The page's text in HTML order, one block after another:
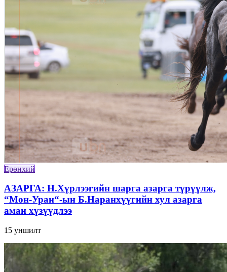
Ерөнхий
АЗАРГА: Н.Хүрлээгийн шарга азарга түрүүлж,
“Мон-Уран“-ын Б.Наранхүүгийн хул азарга
аман хүзүүдлээ
15 уншилт